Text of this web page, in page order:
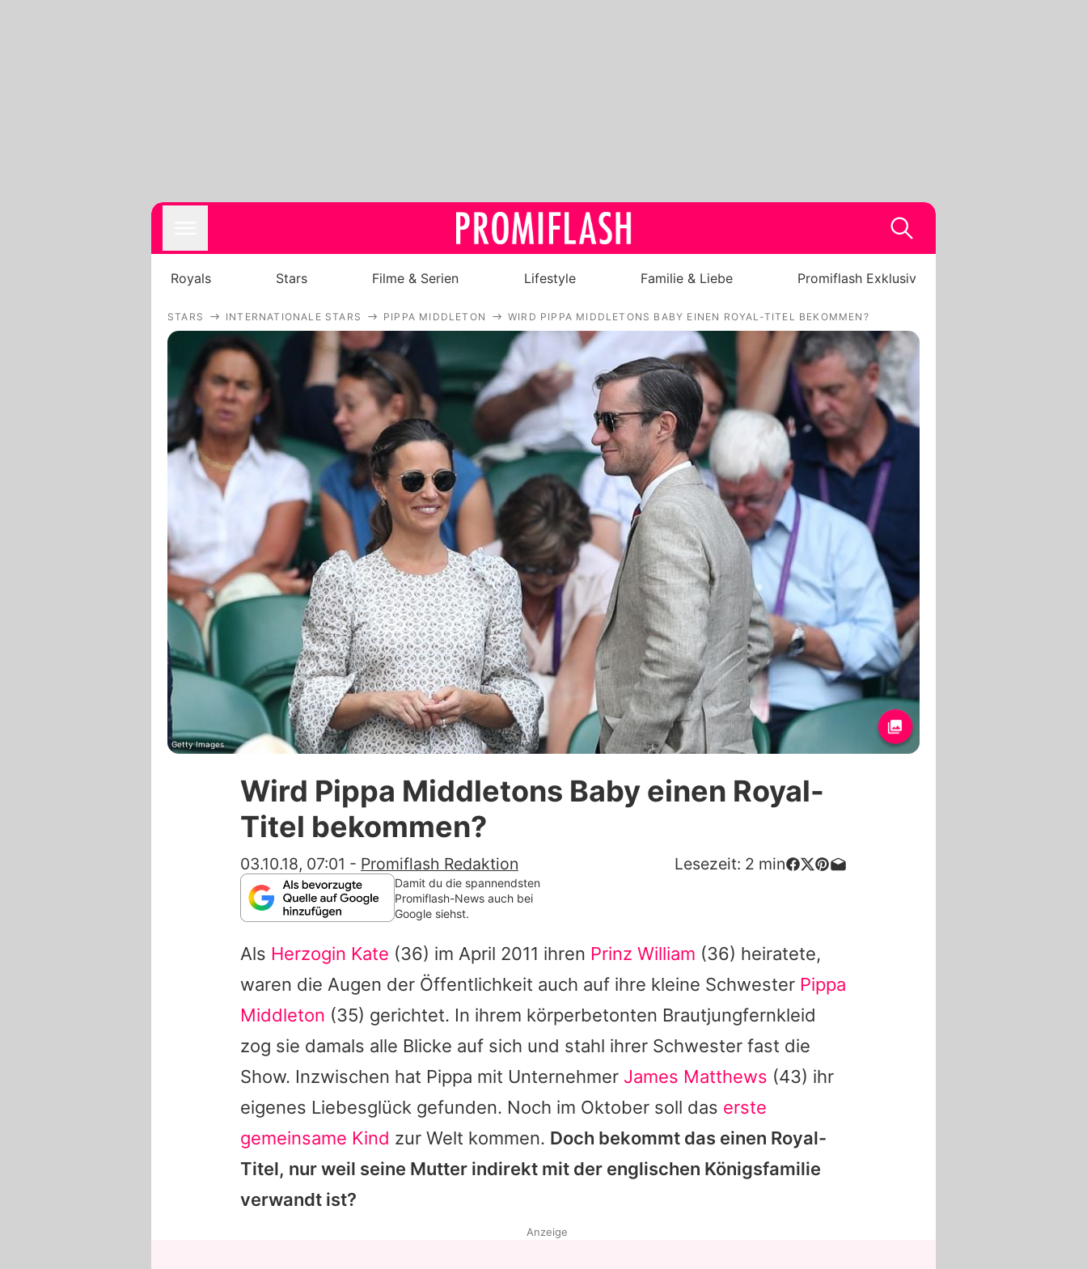
Royals
Filme & Serien
Lifestyle
Familie & Liebe
Promiflash Exklusiv
Alle Themen auf Promiflash
Jobs
App runterladen
Team
Redaktionelle Richtlinien
Impressum
Datenschutzerklärung
Nutzungsbedingungen
Royals Stars Filme & Serien Lifestyle Familie & Liebe Promiflash Exklusiv
STARS INTERNATIONALE STARS PIPPA MIDDLETON WIRD PIPPA MIDDLETONS BABY EINEN ROYAL-TITEL BEKOMMEN?
Getty Images
Wird Pippa Middletons Baby einen Royal-
Titel bekommen?
03.10.18, 07:01 - Promiflash Redaktion Lesezeit: 2 min
Damit du die spannendsten
Promiflash-News auch bei
Google siehst.
Als Herzogin Kate (36) im April 2011 ihren Prinz William (36) heiratete,
waren die Augen der Öffentlichkeit auch auf ihre kleine Schwester Pippa
Middleton (35) gerichtet. In ihrem körperbetonten Brautjungfernkleid
zog sie damals alle Blicke auf sich und stahl ihrer Schwester fast die
Show. Inzwischen hat Pippa mit Unternehmer James Matthews (43) ihr
eigenes Liebesglück gefunden. Noch im Oktober soll das erste
gemeinsame Kind zur Welt kommen. Doch bekommt das einen Royal-
Titel, nur weil seine Mutter indirekt mit der englischen Königsfamilie
verwandt ist?
Anzeige